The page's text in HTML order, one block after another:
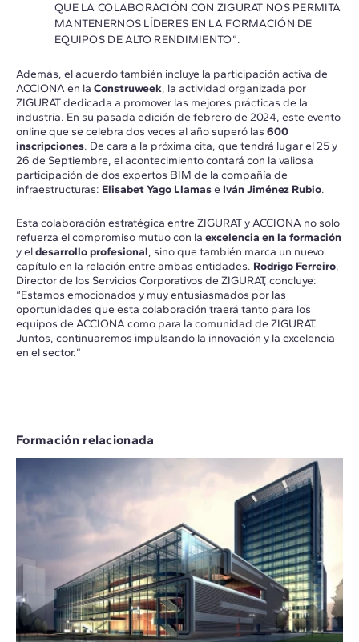
QUE LA COLABORACIÓN CON ZIGURAT NOS PERMITA
MANTENERNOS LÍDERES EN LA FORMACIÓN DE
EQUIPOS DE ALTO RENDIMIENTO”.
Además, el acuerdo también incluye la participación activa de
ACCIONA en la Construweek, la actividad organizada por
ZIGURAT dedicada a promover las mejores prácticas de la
industria. En su pasada edición de febrero de 2024, este evento
online que se celebra dos veces al año superó las 600
inscripciones. De cara a la próxima cita, que tendrá lugar el 25 y
26 de Septiembre, el acontecimiento contará con la valiosa
participación de dos expertos BIM de la compañía de
infraestructuras: Elisabet Yago Llamase Iván Jiménez Rubio.
Esta colaboración estratégica entre ZIGURAT y ACCIONA no solo
refuerza el compromiso mutuo con la excelencia en la formación
y eldesarrollo profesional, sino que también marca un nuevo
capítulo en la relación entre ambas entidades. Rodrigo Ferreiro,
Director de los Servicios Corporativos de ZIGURAT, concluye:
“Estamos emocionados y muy entusiasmados por las
oportunidades que esta colaboración traerá tanto para los
equipos de ACCIONA como para la comunidad de ZIGURAT.
Juntos, continuaremos impulsando la innovación y la excelencia
en el sector.”
Formación relacionada